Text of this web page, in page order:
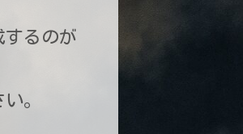
するのが
。